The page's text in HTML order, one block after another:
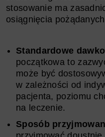
stosowanie ma
osiągnięcia
Standardowe
początkowa to
może być
w zależności od
pacjenta, poziomu
na leczenie.
Sposób